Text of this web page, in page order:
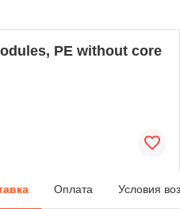
PE without core
Оплата Условия